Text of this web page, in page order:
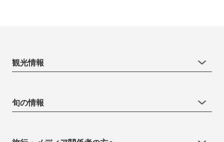
観光情報
旬の情報